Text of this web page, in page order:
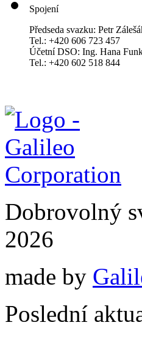
Spojení
Předseda svazku: Petr
Tel.: +420 606 723 457
Účetní DSO: Ing. Hana
Tel.: +420 602 518 844
Dobrovolný
2026
made by
Poslední